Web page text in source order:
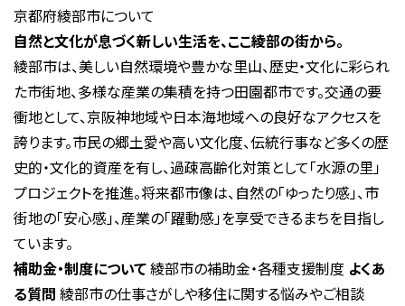
京都府綾部市について
自然と文化が息づく新しい生活を、ここ綾部の街から。
綾部市は、美しい自然環境や豊かな里山、歴史・文化に彩られ
た市街地、多様な産業の集積を持つ田園都市です。交通の要
衝地として、京阪神地域や日本海地域への良好なアクセスを
誇ります。市民の郷土愛や高い文化度、伝統行事など多くの歴
史的・文化的資産を有し、過疎高齢化対策として「水源の里」
プロジェクトを推進。将来都市像は、自然の「ゆったり感」、市
街地の「安心感」、産業の「躍動感」を享受できるまちを目指し
ています。
補助金・制度について綾部市の補助金・各種支援制度 よくあ
る質問 綾部市の仕事さがしや移住に関する悩みやご相談